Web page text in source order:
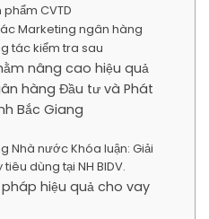
CVTD
Marketing ngân hàng
tác kiểm tra sau
nâng cao hiệu quả
hàng Đầu tư và Phát
Bắc Giang
Nhà nước Khóa luận: Giải
dùng tại NH BIDV.
pháp hiệu quả cho vay